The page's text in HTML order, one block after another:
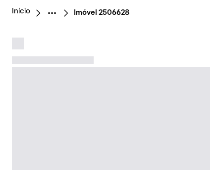
Início Imóvel 2506628